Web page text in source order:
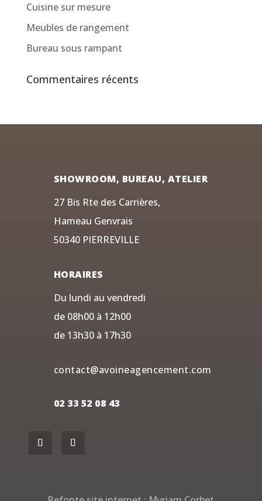
Cuisine sur mesure
Meubles de rangement
Bureau sous rampant
Commentaires récents
SHOWROOM, BUREAU, ATELIER
27 Bis Rte des Carrières,
Hameau Genvrais
50340 PIERREVILLE
HORAIRES
Du lundi au vendredi
de 08h00 à 12h00
de 13h30 à 17h30
contact@avoineagencement.com
02 33 52 08 43